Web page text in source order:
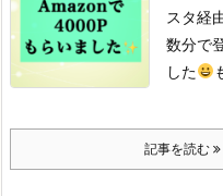
スタ経
数分で
した
記事を読む